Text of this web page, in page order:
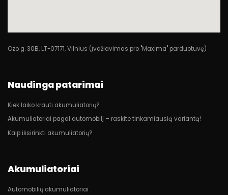
Ozo g. 30B, LT-07171, Vilnius (Įvažiavimas pro "Maxima" parduotuvę)
Naudinga patarimai
Kiek laiko krauti akumuliatorių?
Akumuliatoriai pagal automobilį – raskite tinkamiausią variantą!
Kaip išsirinkti akumuliatorių?
Akumuliatoriai
Automobilių akumuliatoriai